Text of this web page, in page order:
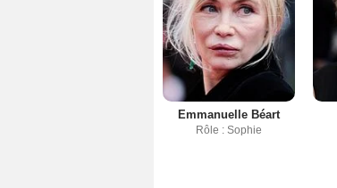
Emmanuelle Béart
Rôle : Sophie